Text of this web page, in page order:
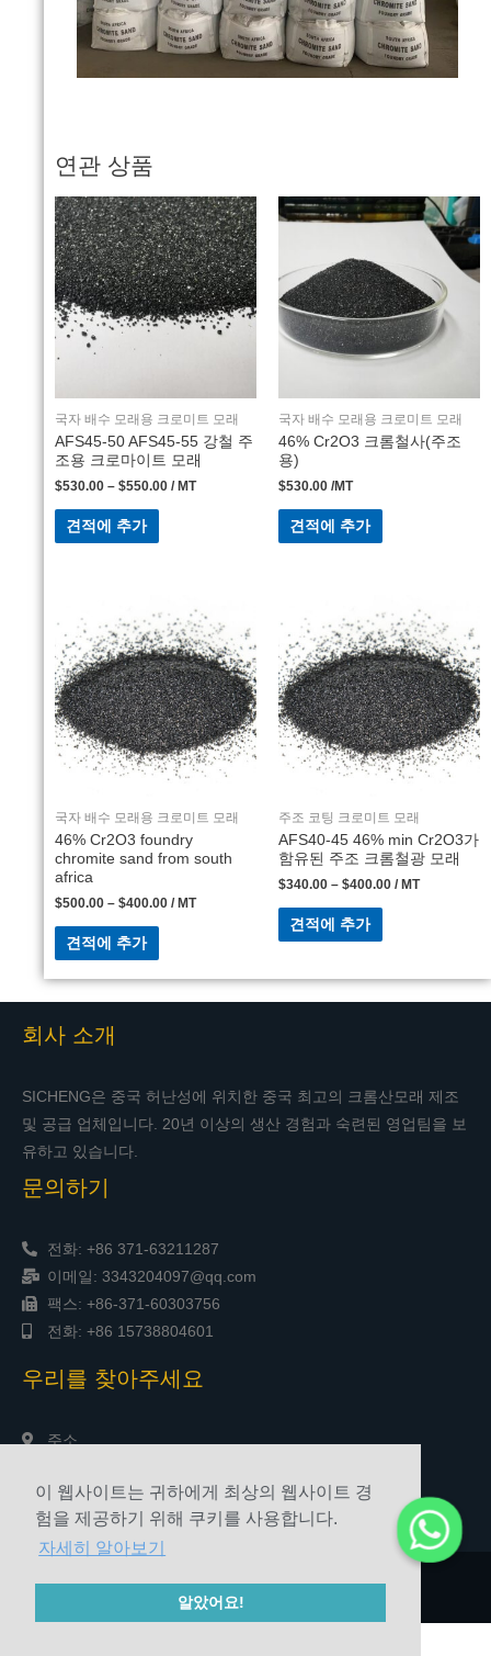
이 웹사이트는 귀하에게 최상의 웹사이트 경
험을 제공하기 위해 쿠키를 사용합니다.
자세히 알아보기
알았어요!
연관 상품
국자 배수 모래용 크로미트 모래
AFS45-50 AFS45-55 강철 주
조용 크로마이트 모래
$530.00 – $550.00 / MT
견적에 추가
국자 배수 모래용 크로미트 모래
46% Cr2O3 크롬철사(주조
용)
$530.00 /MT
견적에 추가
국자 배수 모래용 크로미트 모래
46% Cr2O3 foundry
chromite sand from south
africa
$500.00 – $400.00 / MT
견적에 추가
주조 코팅 크로미트 모래
AFS40-45 46% min Cr2O3가
함유된 주조 크롬철광 모래
$340.00 – $400.00 / MT
견적에 추가
회사 소개
SICHENG은 중국 허난성에 위치한 중국 최고의 크롬산모래 제조
및 공급 업체입니다. 20년 이상의 생산 경험과 숙련된 영업팀을 보
유하고 있습니다.
문의하기
전화: +86 371-63211287
이메일: 3343204097@qq.com
팩스: +86-371-60303756
전화: +86 15738804601
우리를 찾아주세요
주소